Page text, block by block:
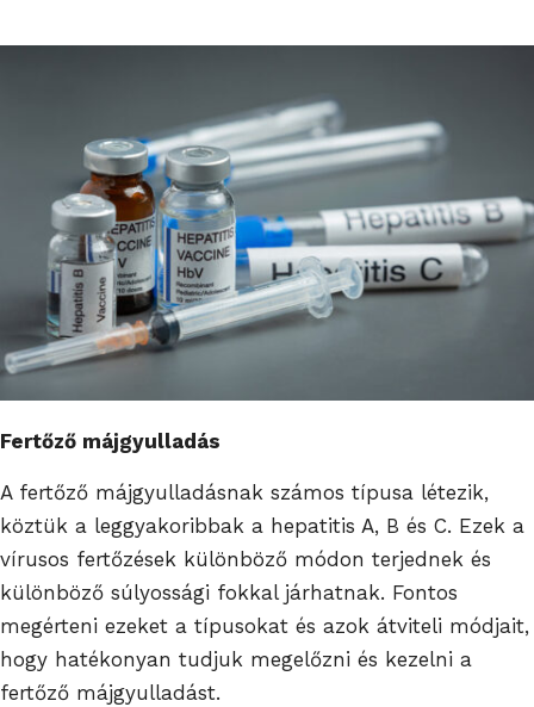
Fertőző májgyulladás
A fertőző májgyulladásnak számos típusa létezik,
köztük a leggyakoribbak a hepatitis A, B és C. Ezek a
vírusos fertőzések különböző módon terjednek és
különböző súlyossági fokkal járhatnak. Fontos
megérteni ezeket a típusokat és azok átviteli módjait,
hogy hatékonyan tudjuk megelőzni és kezelni a
fertőző májgyulladást.